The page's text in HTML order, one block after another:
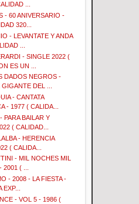
...
- 60 ANIVERSARIO -
320...
- LEVANTATE Y ANDA
...
- SINGLE 2022 (
ES UN ...
DADOS NEGROS -
GIGANTE DEL ...
- CANTATA
- 1977 ( CALIDA...
PARA BAILAR Y
( CALIDAD...
- HERENCIA
( CALIDA...
- MIL NOCHES MIL
2001 ( ...
- 2008 - LA FIESTA -
- VOL 5 - 1986 (